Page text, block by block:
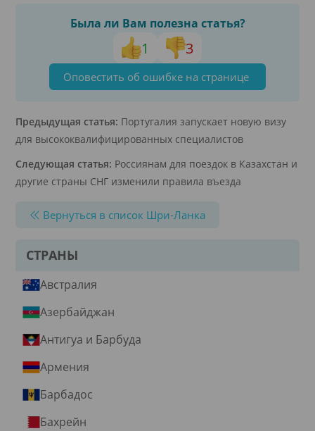
Была ли Вам полезна статья?
1 3
Оповестить об ошибке на странице
Предыдущая статья: Португалия запускает новую визу
для высококвалифицированных специалистов
Следующая статья: Россиянам для поездок в Казахстан и
другие страны СНГ изменили правила въезда
Вернуться в список Шри-Ланка
СТРАНЫ
Австралия
Азербайджан
Антигуа и Барбуда
Армения
Барбадос
Бахрейн